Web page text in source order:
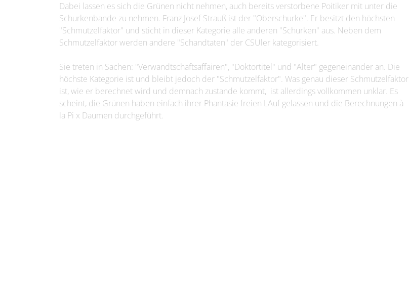
Dabei lassen es sich die Grünen nicht nehmen, auch bereits verstorbene Poitiker mit unter die
Schurkenbande zu nehmen. Franz Josef Strauß ist der "Oberschurke". Er besitzt den höchsten
"Schmutzelfaktor" und sticht in dieser Kategorie alle anderen "Schurken" aus. Neben dem
Schmutzelfaktor werden andere "Schandtaten" der CSUler kategorisiert.
Sie treten in Sachen: "Verwandtschaftsaffairen", "Doktortitel" und "Alter" gegeneinander an. Die
höchste Kategorie ist und bleibt jedoch der "Schmutzelfaktor". Was genau dieser Schmutzelfaktor
ist, wie er berechnet wird und demnach zustande kommt, ist allerdings vollkommen unklar. Es
scheint, die Grünen haben einfach ihrer Phantasie freien LAuf gelassen und die Berechnungen à
la Pi x Daumen durchgeführt.